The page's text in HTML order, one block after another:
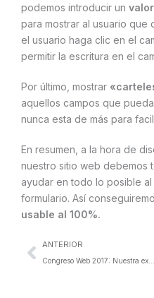
podemos introducir un
para mostrar al usuario
el usuario haga clic en el
permitir la escritura en el
Por último, mostrar
aquellos campos que
nunca esta de más para
En resumen, a la hora de
nuestro sitio web debemos
ayudar en todo lo posible
formulario. Así
usable al 100%.
AntANTERIOR